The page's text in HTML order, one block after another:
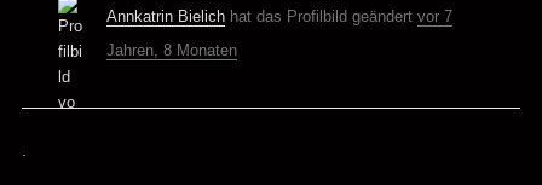
Annkatrin Bielichhat das Profilbild geändert vor 7
Jahren, 8 Monaten